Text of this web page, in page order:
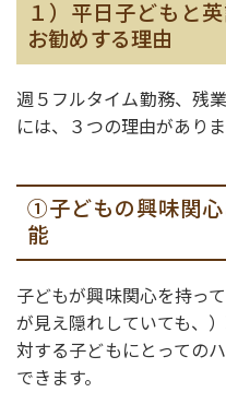
１）平日子どもと
お勧めする理由
週５フルタイム勤務、残
には、３つの理由がありま
①子どもの興味関
能
子どもが興味関心を持っ
が見え隠れしていても、
対する子どもにとっての
できます。